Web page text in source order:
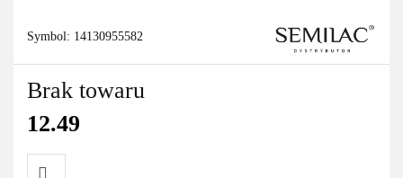
Symbol: 14130955582
Brak towaru
12.49